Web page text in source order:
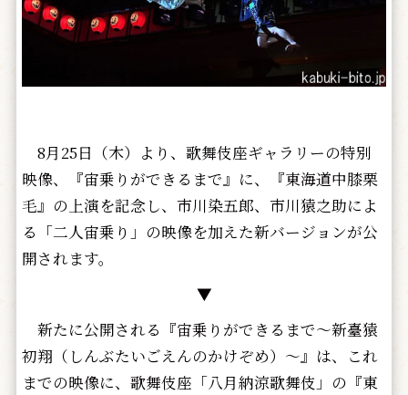
8月25日（木）より、歌舞伎座ギャラリーの特別
映像、『宙乗りができるまで』に、『東海道中膝栗
毛』の上演を記念し、市川染五郎、市川猿之助によ
る「二人宙乗り」の映像を加えた新バージョンが公
開されます。
▼
新たに公開される『宙乗りができるまで～新臺猿
初翔（しんぶたいごえんのかけぞめ）～』は、これ
までの映像に、歌舞伎座「八月納涼歌舞伎」の『東